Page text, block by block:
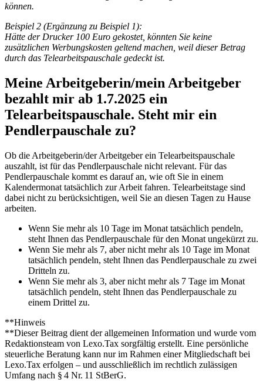
können.
Beispiel 2 (Ergänzung zu Beispiel 1):
Hätte der Drucker 100 Euro gekostet, könnten Sie keine
zusätzlichen Werbungskosten geltend machen, weil dieser Betrag
durch das Telearbeitspauschale gedeckt ist.
Meine Arbeitgeberin/mein Arbeitgeber
bezahlt mir ab 1.7.2025 ein
Telearbeitspauschale. Steht mir ein
Pendlerpauschale zu?
Ob die Arbeitgeberin/der Arbeitgeber ein Telearbeitspauschale
auszahlt, ist für das Pendlerpauschale nicht relevant. Für das
Pendlerpauschale kommt es darauf an, wie oft Sie in einem
Kalendermonat tatsächlich zur Arbeit fahren. Telearbeitstage sind
dabei nicht zu berücksichtigen, weil Sie an diesen Tagen zu Hause
arbeiten.
Wenn Sie mehr als 10 Tage im Monat tatsächlich pendeln,
steht Ihnen das Pendlerpauschale für den Monat ungekürzt zu.
Wenn Sie mehr als 7, aber nicht mehr als 10 Tage im Monat
tatsächlich pendeln, steht Ihnen das Pendlerpauschale zu zwei
Dritteln zu.
Wenn Sie mehr als 3, aber nicht mehr als 7 Tage im Monat
tatsächlich pendeln, steht Ihnen das Pendlerpauschale zu
einem Drittel zu.
**Hinweis
**Dieser Beitrag dient der allgemeinen Information und wurde vom
Redaktionsteam von Lexo.Tax sorgfältig erstellt. Eine persönliche
steuerliche Beratung kann nur im Rahmen einer Mitgliedschaft bei
Lexo.Tax erfolgen – und ausschließlich im rechtlich zulässigen
Umfang nach § 4 Nr. 11 StBerG.